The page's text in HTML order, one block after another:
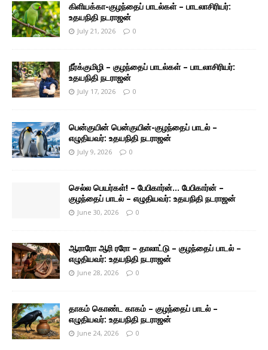
கிளியக்கா-குழந்தைப் பாடல்கள் – பாடலாசிரியர்:
உதயநிதி நடராஜன்
July 21, 2026 0
நீர்க்குமிழி – குழந்தைப் பாடல்கள் – பாடலாசிரியர்:
உதயநிதி நடராஜன்
July 17, 2026 0
பென்குயின் பென்குயின்-குழந்தைப் பாடல் –
எழுதியவர்: உதயநிதி நடராஜன்
July 9, 2026 0
செல்ல பெயர்கள்! – பேபிகார்ன்… பேபிகார்ன் –
குழந்தைப் பாடல் – எழுதியவர்: உதயநிதி நடராஜன்
June 30, 2026 0
ஆராரோ ஆரி ரரோ – தாலாட்டு – குழந்தைப் பாடல் –
எழுதியவர்: உதயநிதி நடராஜன்
June 28, 2026 0
தாகம் கொண்ட காகம் – குழந்தைப் பாடல் –
எழுதியவர்: உதயநிதி நடராஜன்
June 24, 2026 0